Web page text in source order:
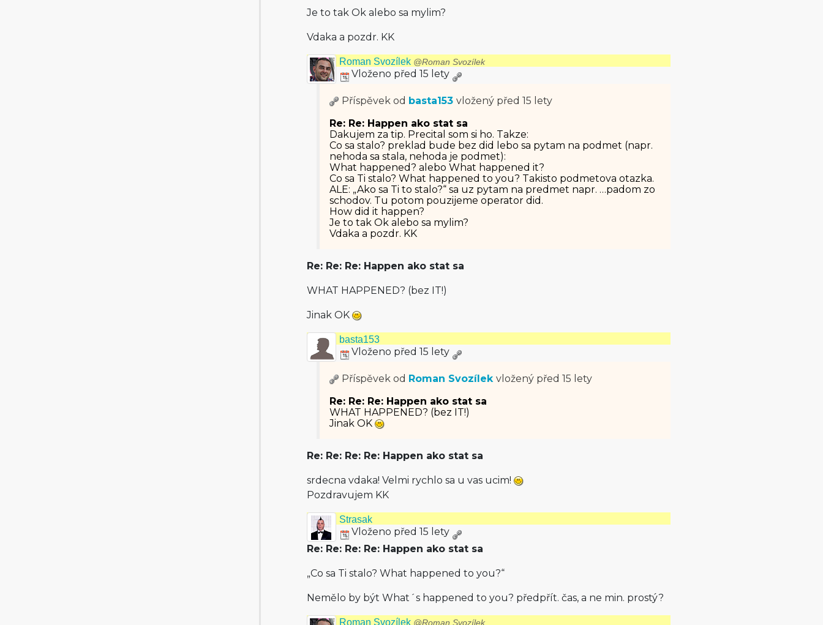
Je to tak Ok alebo sa mylim?
Vdaka a pozdr. KK
Roman Svozílek @Roman Svozílek
Vloženo před 15 lety
Příspěvek od basta153 vložený před 15 lety
Re: Re: Happen ako stat sa
Dakujem za tip. Precital som si ho. Takze:
Co sa stalo? preklad bude bez did lebo sa pytam na podmet (napr.
nehoda sa stala, nehoda je podmet):
What happened? alebo What happened it?
Co sa Ti stalo? What happened to you? Takisto podmetova otazka.
ALE: „Ako sa Ti to stalo?“ sa uz pytam na predmet napr. …padom zo
schodov. Tu potom pouzijeme operator did.
How did it happen?
Je to tak Ok alebo sa mylim?
Vdaka a pozdr. KK
Re: Re: Re: Happen ako stat sa
WHAT HAPPENED? (bez IT!)
Jinak OK
basta153
Vloženo před 15 lety
Příspěvek od Roman Svozílek vložený před 15 lety
Re: Re: Re: Happen ako stat sa
WHAT HAPPENED? (bez IT!)
Jinak OK
Re: Re: Re: Re: Happen ako stat sa
srdecna vdaka! Velmi rychlo sa u vas ucim!
Pozdravujem KK
Strasak
Vloženo před 15 lety
Re: Re: Re: Re: Happen ako stat sa
„Co sa Ti stalo? What happened to you?“
Nemělo by být What´s happened to you? předpřít. čas, a ne min. prostý?
Roman Svozílek @Roman Svozílek